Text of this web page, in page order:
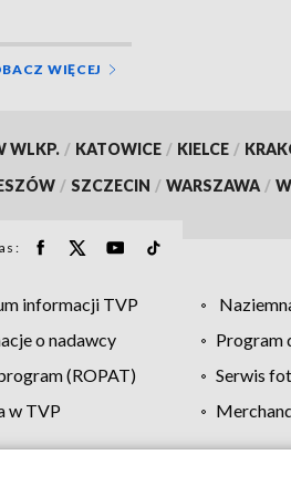
WIĘCEJ
WLKP. / KATOWICE / KIELCE /
/ SZCZECIN / WARSZAWA /
informacji TVP
o nadawcy
Program
(ROPAT)
Serwis
w TVP